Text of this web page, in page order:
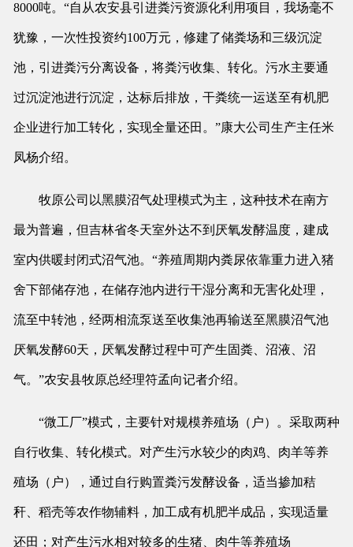
8000吨。“自从农安县引进粪污资源化利用项目，我场毫不
犹豫，一次性投资约100万元，修建了储粪场和三级沉淀
池，引进粪污分离设备，将粪污收集、转化。污水主要通
过沉淀池进行沉淀，达标后排放，干粪统一运送至有机肥
企业进行加工转化，实现全量还田。”康大公司生产主任米
凤杨介绍。
牧原公司以黑膜沼气处理模式为主，这种技术在南方
最为普遍，但吉林省冬天室外达不到厌氧发酵温度，建成
室内供暖封闭式沼气池。“养殖周期内粪尿依靠重力进入猪
舍下部储存池，在储存池内进行干湿分离和无害化处理，
流至中转池，经两相流泵送至收集池再输送至黑膜沼气池
厌氧发酵60天，厌氧发酵过程中可产生固粪、沼液、沼
气。”农安县牧原总经理符孟向记者介绍。
“微工厂”模式，主要针对规模养殖场（户）。采取两种
自行收集、转化模式。对产生污水较少的肉鸡、肉羊等养
殖场（户），通过自行购置粪污发酵设备，适当掺加秸
秆、稻壳等农作物辅料，加工成有机肥半成品，实现适量
还田；对产生污水相对较多的生猪、肉牛等养殖场